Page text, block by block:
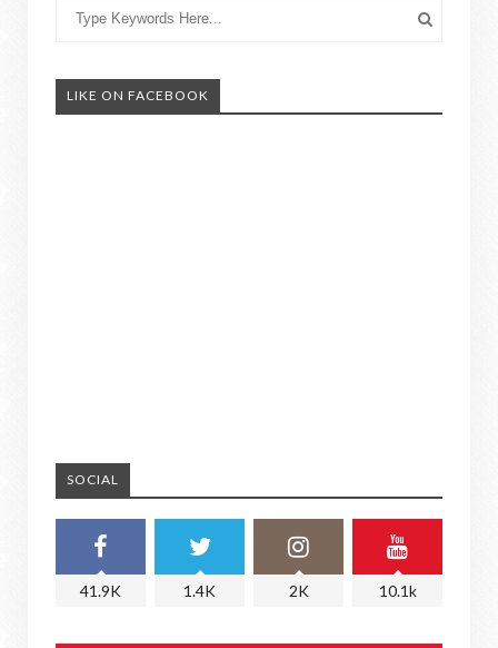
LIKE ON FACEBOOK
SOCIAL
41.9K 1.4K 2K 10.1k